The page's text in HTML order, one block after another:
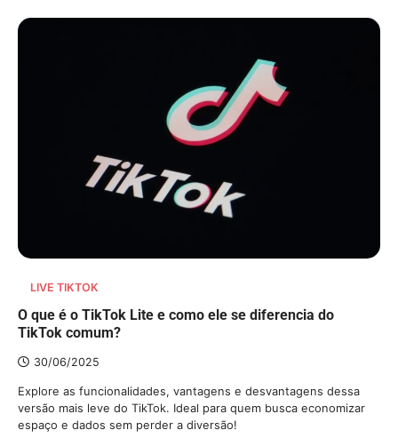
LIVE TIKTOK
O que é o TikTok Lite e como ele se diferencia do
TikTok comum?
30/06/2025
Explore as funcionalidades, vantagens e desvantagens dessa
versão mais leve do TikTok. Ideal para quem busca economizar
espaço e dados sem perder a diversão!